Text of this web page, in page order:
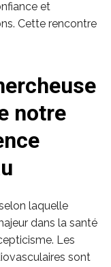
et
Cette rencontre
notre
laquelle
dans la santé
Les
sont